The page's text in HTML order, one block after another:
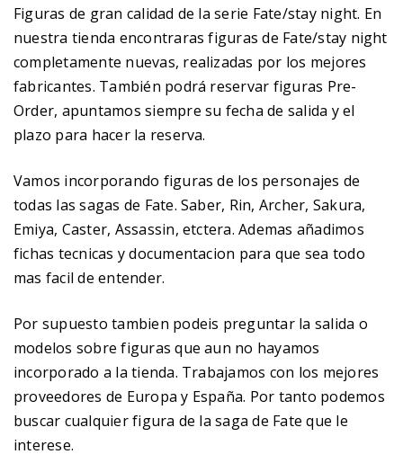
Figuras de gran calidad de la serie Fate/stay night. En
nuestra tienda encontraras figuras de Fate/stay night
completamente nuevas, realizadas por los mejores
fabricantes. También podrá reservar figuras Pre-
Order, apuntamos siempre su fecha de salida y el
plazo para hacer la reserva.
Vamos incorporando figuras de los personajes de
todas las sagas de Fate. Saber, Rin, Archer, Sakura,
Emiya, Caster, Assassin, etctera. Ademas añadimos
fichas tecnicas y documentacion para que sea todo
mas facil de entender.
Por supuesto tambien podeis preguntar la salida o
modelos sobre figuras que aun no hayamos
incorporado a la tienda. Trabajamos con los mejores
proveedores de Europa y España. Por tanto podemos
buscar cualquier figura de la saga de Fate que le
interese.